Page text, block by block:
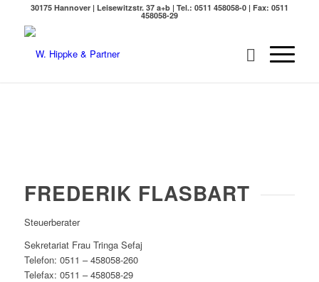
30175 Hannover | Leisewitzstr. 37 a+b | Tel.: 0511 458058-0 | Fax: 0511
458058-29
FREDERIK FLASBART
Steuerberater
Sekretariat Frau Tringa Sefaj
Telefon: 0511 – 458058-260
Telefax: 0511 – 458058-29